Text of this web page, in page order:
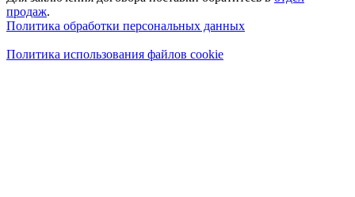
продаж.
Политика обработки персональных данных
Политика использования файлов cookie